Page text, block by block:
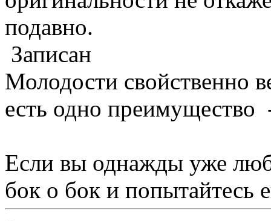
подавно.
Записан
Молодости свойственно
есть одно
Если вы однажды уже
бок о бок и попытайтесь